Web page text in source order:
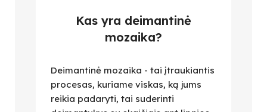
Kas yra deimantinė
mozaika?
Deimantinė mozaika - tai įtraukiantis
procesas, kuriame viskas, ką jums
reikia padaryti, tai suderinti